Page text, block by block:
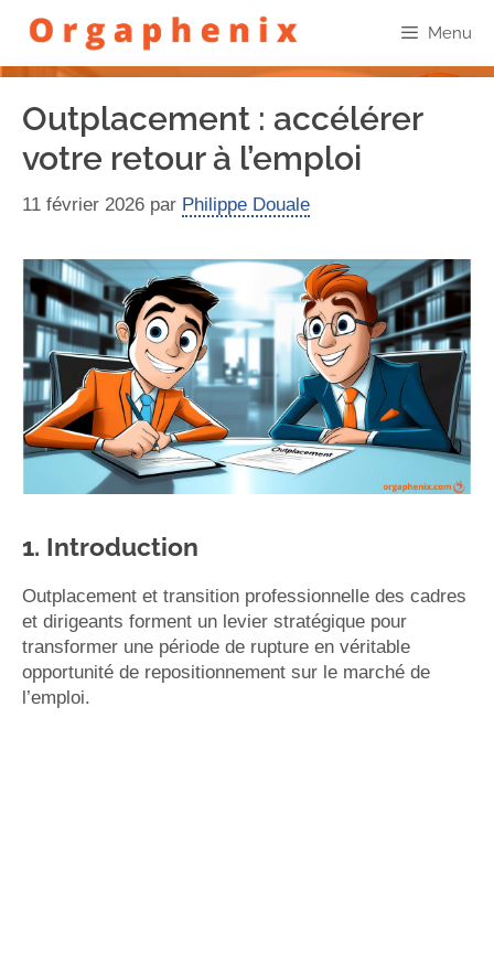
Menu
Outplacement : accélérer
votre retour à l’emploi
11 février 2026 par Philippe Douale
1. Introduction
Outplacement et transition professionnelle des cadres
et dirigeants forment un levier stratégique pour
transformer une période de rupture en véritable
opportunité de repositionnement sur le marché de
l’emploi.